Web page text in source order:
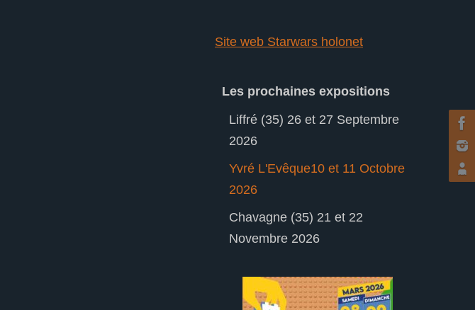
Site web Starwars holonet
Les prochaines expositions
Liffré (35) 26 et 27 Septembre
2026
Yvré L'Evêque10 et 11 Octobre
2026
Chavagne (35) 21 et 22
Novembre 2026